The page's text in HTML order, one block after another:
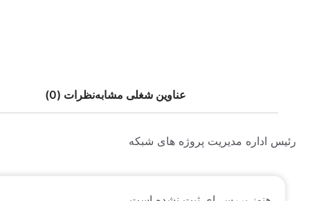
عناوین شغلی مشابهنظرات (0)
مدیریت پروژه های شبکه